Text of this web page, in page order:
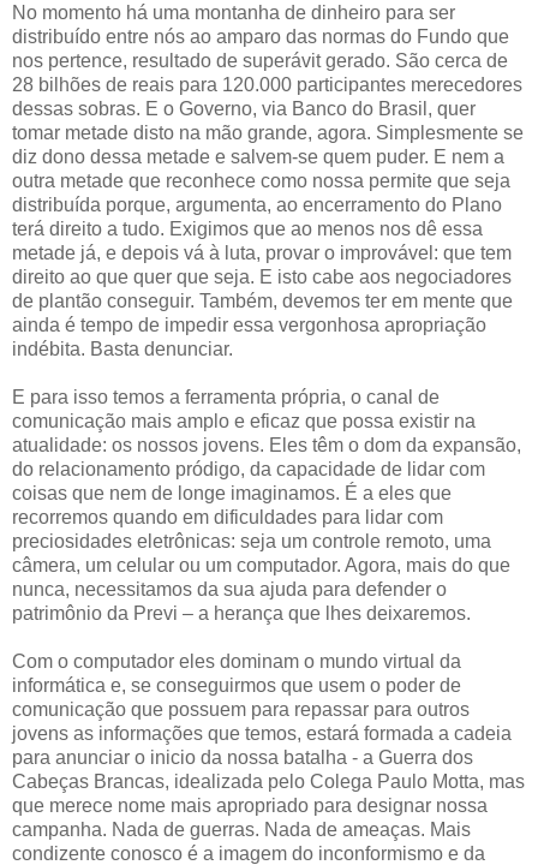
No momento há uma montanha de dinheiro para ser
distribuído entre nós ao amparo das normas do Fundo que
nos pertence, resultado de superávit gerado. São cerca de
28 bilhões de reais para 120.000 participantes merecedores
dessas sobras. E o Governo, via Banco do Brasil, quer
tomar metade disto na mão grande, agora. Simplesmente se
diz dono dessa metade e salvem-se quem puder. E nem a
outra metade que reconhece como nossa permite que seja
distribuída porque, argumenta, ao encerramento do Plano
terá direito a tudo. Exigimos que ao menos nos dê essa
metade já, e depois vá à luta, provar o improvável: que tem
direito ao que quer que seja. E isto cabe aos negociadores
de plantão conseguir. Também, devemos ter em mente que
ainda é tempo de impedir essa vergonhosa apropriação
indébita. Basta denunciar.
E para isso temos a ferramenta própria, o canal de
comunicação mais amplo e eficaz que possa existir na
atualidade: os nossos jovens. Eles têm o dom da expansão,
do relacionamento pródigo, da capacidade de lidar com
coisas que nem de longe imaginamos. É a eles que
recorremos quando em dificuldades para lidar com
preciosidades eletrônicas: seja um controle remoto, uma
câmera, um celular ou um computador. Agora, mais do que
nunca, necessitamos da sua ajuda para defender o
patrimônio da Previ – a herança que lhes deixaremos.
Com o computador eles dominam o mundo virtual da
informática e, se conseguirmos que usem o poder de
comunicação que possuem para repassar para outros
jovens as informações que temos, estará formada a cadeia
para anunciar o inicio da nossa batalha - a Guerra dos
Cabeças Brancas, idealizada pelo Colega Paulo Motta, mas
que merece nome mais apropriado para designar nossa
campanha. Nada de guerras. Nada de ameaças. Mais
condizente conosco é a imagem do inconformismo e da